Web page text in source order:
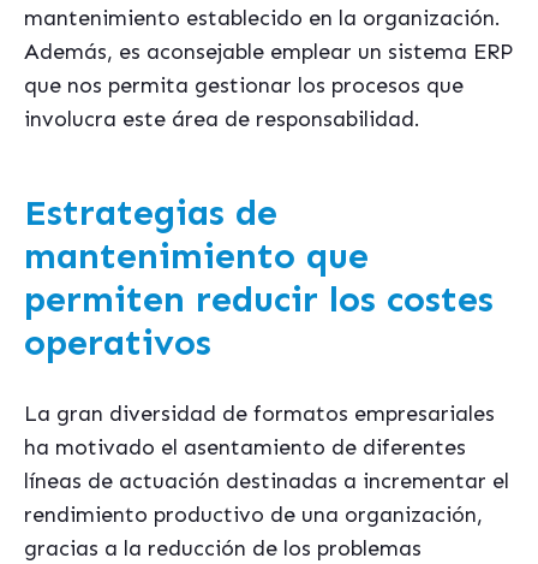
mantenimiento establecido en la organización.
Además, es aconsejable emplear un sistema ERP
que nos permita gestionar los procesos que
involucra este área de responsabilidad.
Estrategias de
mantenimiento que
permiten reducir los costes
operativos
La gran diversidad de formatos empresariales
ha motivado el asentamiento de diferentes
líneas de actuación destinadas a incrementar el
rendimiento productivo de una organización,
gracias a la reducción de los problemas